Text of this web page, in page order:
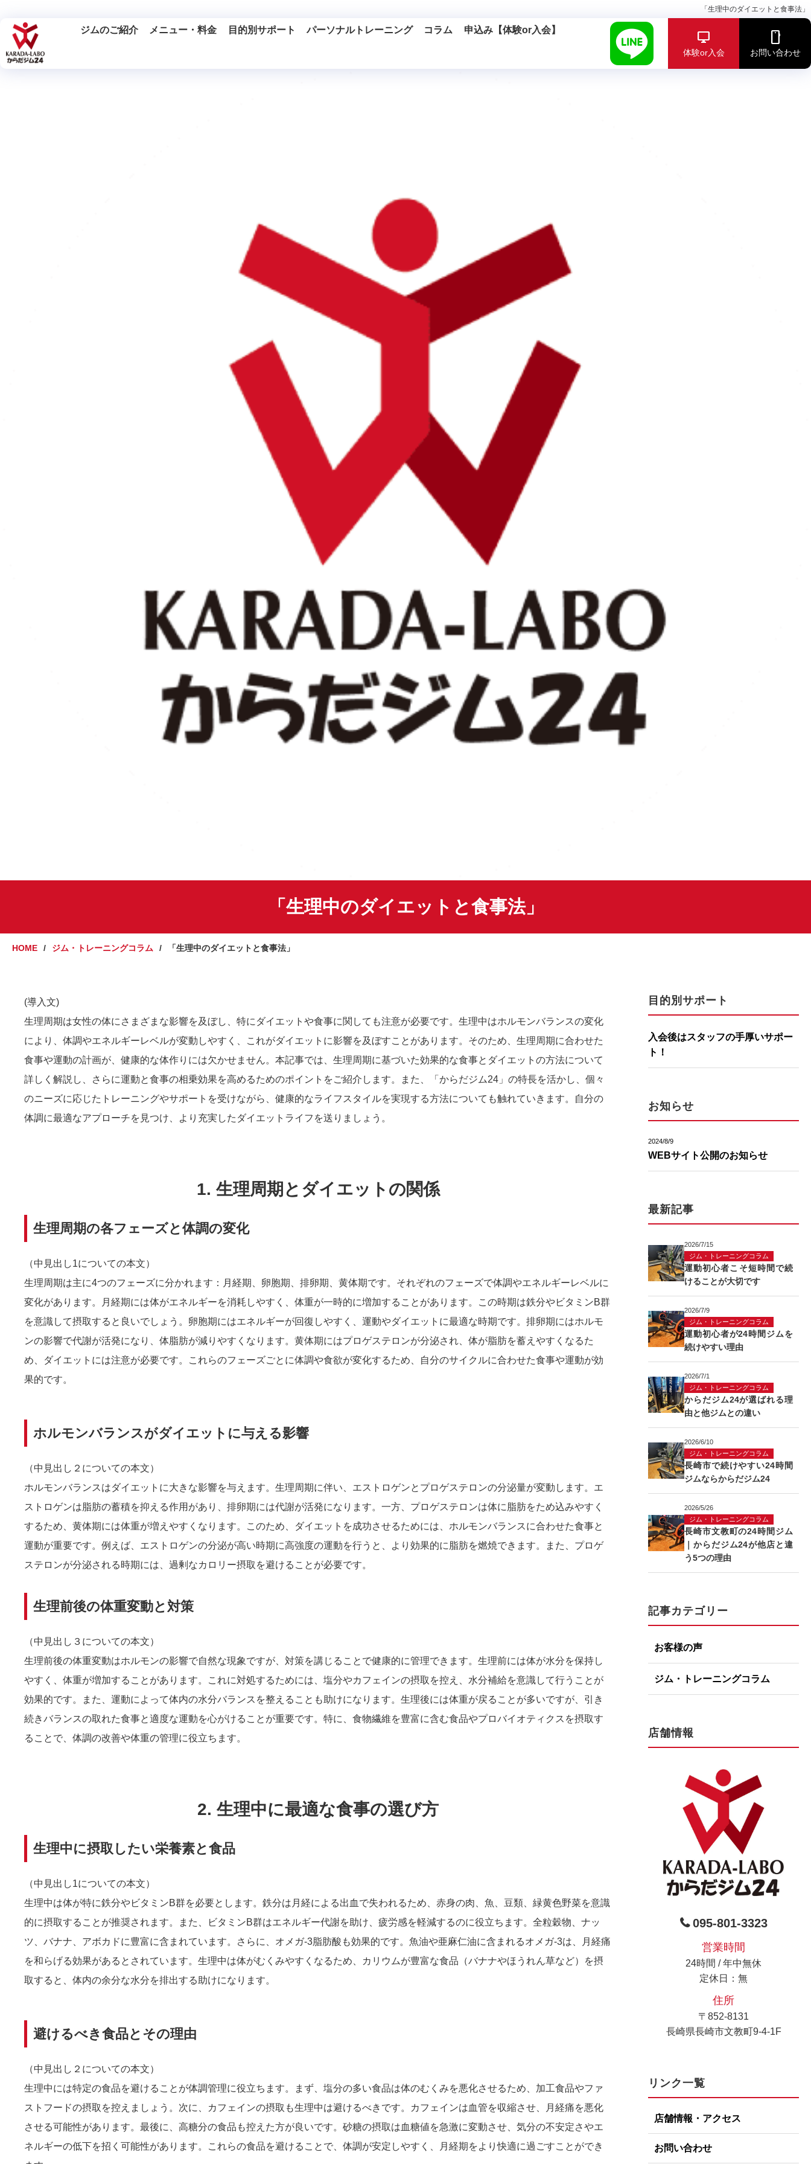
「生理中のダイエットと食事法」
体験or入会 お問い合わせ
ジムのご紹介 メニュー・料金 目的別サポート パーソナルトレーニング コラム 申込み【体験or入会】
「生理中のダイエットと食事法」
HOME ジム・トレーニングコラム 「生理中のダイエットと食事法」
(導入文)
生理周期は女性の体にさまざまな影響を及ぼし、特にダイエットや食事に関しても注意が必要です。生理中はホルモンバランスの変化
により、体調やエネルギーレベルが変動しやすく、これがダイエットに影響を及ぼすことがあります。そのため、生理周期に合わせた
食事や運動の計画が、健康的な体作りには欠かせません。本記事では、生理周期に基づいた効果的な食事とダイエットの方法について
詳しく解説し、さらに運動と食事の相乗効果を高めるためのポイントをご紹介します。また、「からだジム24」の特長を活かし、個々
のニーズに応じたトレーニングやサポートを受けながら、健康的なライフスタイルを実現する方法についても触れていきます。自分の
体調に最適なアプローチを見つけ、より充実したダイエットライフを送りましょう。
1. 生理周期とダイエットの関係
生理周期の各フェーズと体調の変化
（中見出し1についての本文）
生理周期は主に4つのフェーズに分かれます：月経期、卵胞期、排卵期、黄体期です。それぞれのフェーズで体調やエネルギーレベルに
変化があります。月経期には体がエネルギーを消耗しやすく、体重が一時的に増加することがあります。この時期は鉄分やビタミンB群
を意識して摂取すると良いでしょう。卵胞期にはエネルギーが回復しやすく、運動やダイエットに最適な時期です。排卵期にはホルモ
ンの影響で代謝が活発になり、体脂肪が減りやすくなります。黄体期にはプロゲステロンが分泌され、体が脂肪を蓄えやすくなるた
め、ダイエットには注意が必要です。これらのフェーズごとに体調や食欲が変化するため、自分のサイクルに合わせた食事や運動が効
果的です。
ホルモンバランスがダイエットに与える影響
（中見出し２についての本文）
ホルモンバランスはダイエットに大きな影響を与えます。生理周期に伴い、エストロゲンとプロゲステロンの分泌量が変動します。エ
ストロゲンは脂肪の蓄積を抑える作用があり、排卵期には代謝が活発になります。一方、プロゲステロンは体に脂肪をため込みやすく
するため、黄体期には体重が増えやすくなります。このため、ダイエットを成功させるためには、ホルモンバランスに合わせた食事と
運動が重要です。例えば、エストロゲンの分泌が高い時期に高強度の運動を行うと、より効果的に脂肪を燃焼できます。また、プロゲ
ステロンが分泌される時期には、過剰なカロリー摂取を避けることが必要です。
生理前後の体重変動と対策
（中見出し３についての本文）
生理前後の体重変動はホルモンの影響で自然な現象ですが、対策を講じることで健康的に管理できます。生理前には体が水分を保持し
やすく、体重が増加することがあります。これに対処するためには、塩分やカフェインの摂取を控え、水分補給を意識して行うことが
効果的です。また、運動によって体内の水分バランスを整えることも助けになります。生理後には体重が戻ることが多いですが、引き
続きバランスの取れた食事と適度な運動を心がけることが重要です。特に、食物繊維を豊富に含む食品やプロバイオティクスを摂取す
ることで、体調の改善や体重の管理に役立ちます。
2. 生理中に最適な食事の選び方
生理中に摂取したい栄養素と食品
（中見出し1についての本文）
生理中は体が特に鉄分やビタミンB群を必要とします。鉄分は月経による出血で失われるため、赤身の肉、魚、豆類、緑黄色野菜を意識
的に摂取することが推奨されます。また、ビタミンB群はエネルギー代謝を助け、疲労感を軽減するのに役立ちます。全粒穀物、ナッ
ツ、バナナ、アボカドに豊富に含まれています。さらに、オメガ-3脂肪酸も効果的です。魚油や亜麻仁油に含まれるオメガ-3は、月経痛
を和らげる効果があるとされています。生理中は体がむくみやすくなるため、カリウムが豊富な食品（バナナやほうれん草など）を摂
取すると、体内の余分な水分を排出する助けになります。
避けるべき食品とその理由
（中見出し２についての本文）
生理中には特定の食品を避けることが体調管理に役立ちます。まず、塩分の多い食品は体のむくみを悪化させるため、加工食品やファ
ストフードの摂取を控えましょう。次に、カフェインの摂取も生理中は避けるべきです。カフェインは血管を収縮させ、月経痛を悪化
させる可能性があります。最後に、高糖分の食品も控えた方が良いです。砂糖の摂取は血糖値を急激に変動させ、気分の不安定さやエ
ネルギーの低下を招く可能性があります。これらの食品を避けることで、体調が安定しやすく、月経期をより快適に過ごすことができ
目的別サポート
入会後はスタッフの手厚いサポー
ト！
お知らせ
2024/8/9
WEBサイト公開のお知らせ
最新記事
2026/7/15
ジム・トレーニングコラム
運動初心者こそ短時間で続
けることが大切です
2026/7/9
ジム・トレーニングコラム
運動初心者が24時間ジムを
続けやすい理由
2026/7/1
ジム・トレーニングコラム
からだジム24が選ばれる理
由と他ジムとの違い
2026/6/10
ジム・トレーニングコラム
長崎市で続けやすい24時間
ジムならからだジム24
2026/5/26
ジム・トレーニングコラム
長崎市文教町の24時間ジム
｜からだジム24が他店と違
う5つの理由
記事カテゴリー
お客様の声
ジム・トレーニングコラム
店舗情報
095-801-3323
営業時間
24時間 / 年中無休
定休日：無
住所
〒852-8131
長崎県長崎市文教町9-4-1F
リンク一覧
店舗情報・アクセス
お問い合わせ